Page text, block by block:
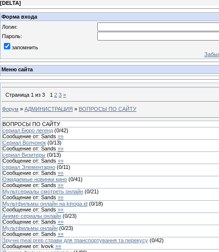
[DELTA]
Форма входа
Логин:
Пароль:
запомнить
Меню сайта
Страница 1 из 3 1 2 3 »
Форум » АДМИНИСТРАЦИЯ » ВОПРОСЫ ПО САЙТУ
ВОПРОСЫ ПО САЙТУ
сериал Бюро легенд (0/42)
Сообщение от: Sands »»
Сериал Волчонок (0/13)
Сообщение от: Sands »»
сериал Визитеры (0/13)
Сообщение от: Sands »»
сериал Элементарно (0/11)
Сообщение от: Sands »»
Ожидаемые новинки кино (0/41)
Сообщение от: Sands »»
Мультсериалы смотреть онлайн (0/21)
Сообщение от: Sands »»
Мультфильмы онлайн на kinoga.id (0/18)
Сообщение от: Sands »»
Аниме-сериалы онлайн (0/23)
Сообщение от: Sands »»
Мультфильмы онлайн (0/23)
Сообщение от: Sands »»
Зручні meal prep страви для транспортування та перекусу (0/42)
Сообщение от: lvovk »»